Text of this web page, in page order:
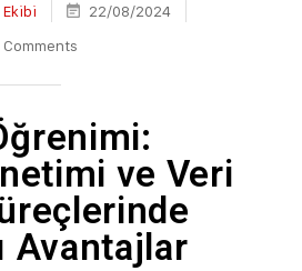
22/08/2024
Comments
ve Veri
Avantajlar